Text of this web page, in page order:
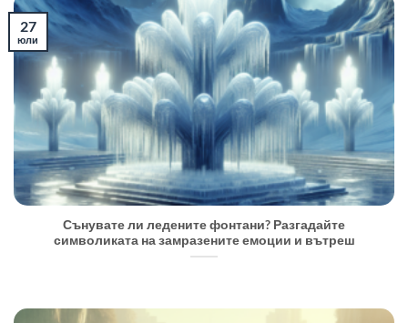
Сънувате ли ледените фонтани? Разгадайте
символиката на замразените емоции и вътреш
27
юли